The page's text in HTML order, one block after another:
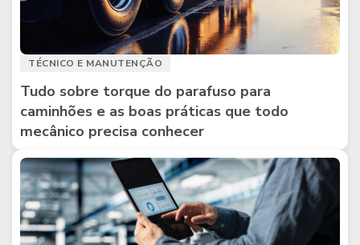
TÉCNICO E MANUTENÇÃO
Tudo sobre torque do parafuso para
caminhões e as boas práticas que todo
mecânico precisa conhecer